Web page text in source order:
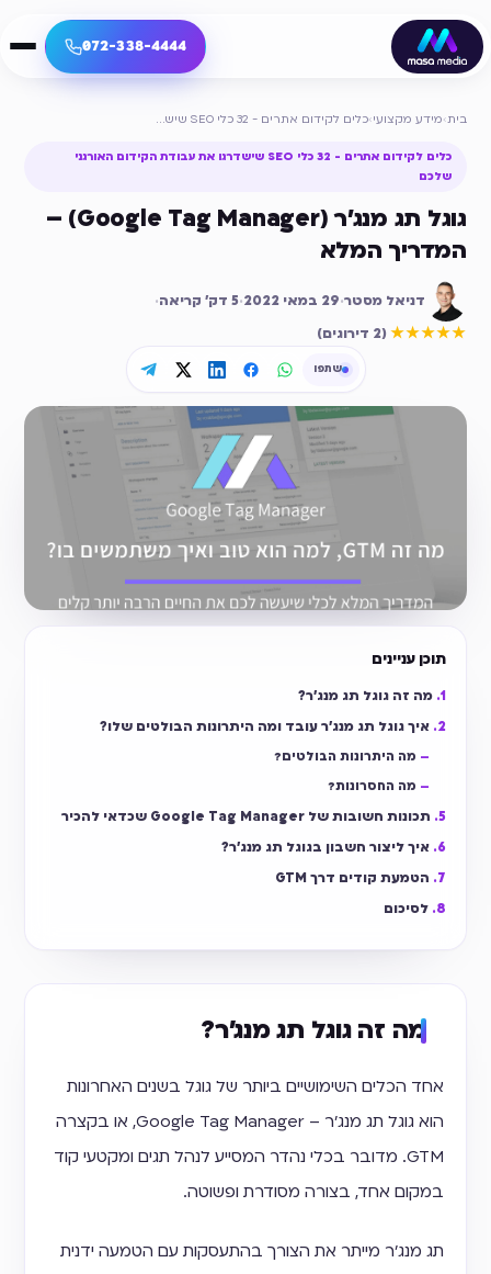
072-338-4444
בית›מידע מקצועי› כלים לקידום אתרים - 32 כלי SEO שישדרגו את עבודת הקידום האורגני שלכם
כלים לקידום אתרים - 32 כלי SEO שישדרגו את עבודת הקידום האורגני
שלכם
גוגל תג מנג'ר (Google Tag Manager) –
המדריך המלא
דניאל מסטר·29 במאי 2022 ·
5 דק׳ קריאה·
★★★★★
(2 דירוגים )
שתפו
מה זה גוגל תג מנג'ר?
אחד הכלים השימושיים ביותר של גוגל בשנים האחרונות
הוא גוגל תג מנג'ר – Google Tag Manager, או בקצרה
GTM. מדובר בכלי נהדר המסייע לנהל תגים ומקטעי קוד
במקום אחד, בצורה מסודרת ופשוטה.
תג מנג'ר מייתר את הצורך בהתעסקות עם הטמעה ידנית
תוכן עניינים
מה זה גוגל תג מנג'ר?
איך גוגל תג מנג'ר עובד ומה היתרונות הבולטים שלו?
מה היתרונות הבולטים?
מה החסרונות?
תכונות חשובות של Google Tag Manager שכדאי להכיר
איך ליצור חשבון בגוגל תג מנג'ר?
הטמעת קודים דרך GTM
לסיכום